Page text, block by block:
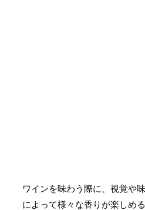
ワインを味わう際に、視覚や
によって様々な香りが楽しめ